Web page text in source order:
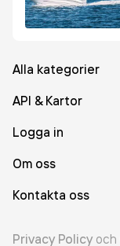
Alla kategorier
API & Kartor
Logga in
Om oss
Kontakta oss
Privacy Policy och